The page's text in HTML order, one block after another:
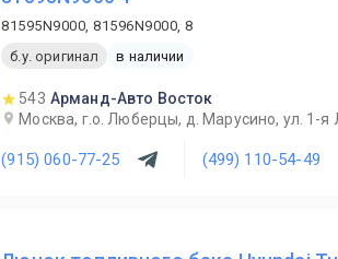
81595N9000, 81596N9000, 8
б.у. оригинал
в наличии
543 Арманд-Авто Восток
Москва, г.о. Люберцы, д. Марусино, ул. 1-я
(915) 060-77-25 (499) 110-54-49